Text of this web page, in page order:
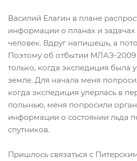
Василий Елагин в плане
информации о планах и задачах
человек. Вдруг напишешь, а
Поэтому об отбытии МЛАЭ-2009
только, когда экспедиция была
земле. Для начала меня
когда экспедиция упёрлась в
полынью, меня попросили
информации о состоянии льда
спутников.
Пришлось связаться с